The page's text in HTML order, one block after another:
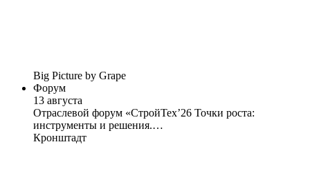
Big Picture by Grape
Форум
13 августа
Отраслевой форум «СтройТех’26 Точки роста:
инструменты и решения.…
Кронштадт